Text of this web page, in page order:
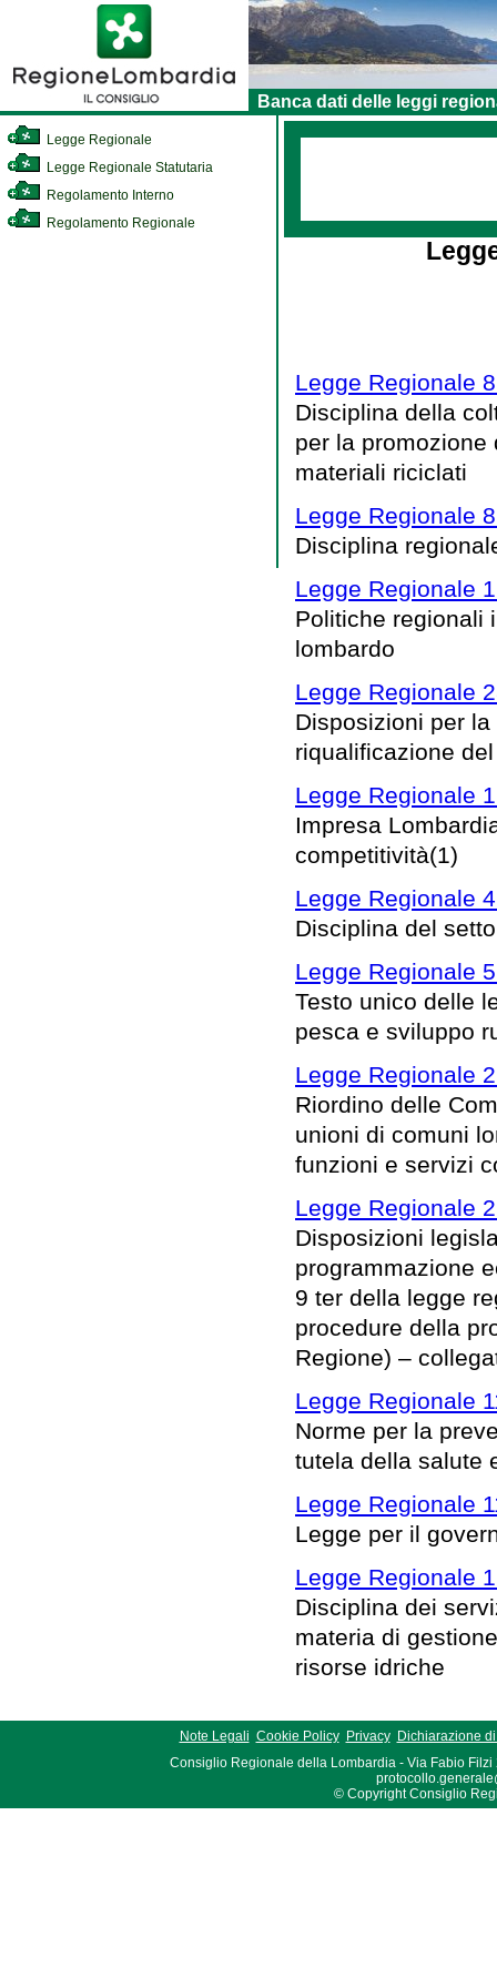
Banca dati delle leggi
Legge Regionale
Legge Regionale Statutaria
Regolamento Interno
Regolamento Regionale
Legge Regionale
Disciplina della
per la
materiali riciclati
Legge Regionale
Disciplina
Legge Regionale
Politiche regionali
lombardo
Legge Regionale
Disposizioni per
riqualificazione
Legge Regionale
Impresa
competitività(1)
Legge Regionale
Disciplina del
Legge Regionale
Testo unico delle
pesca e sviluppo
Legge Regionale
Riordino delle
unioni di comuni
funzioni e servizi
Legge Regionale
Disposizioni
programmazione
9 ter della legge
procedure della
Regione) –
Legge Regionale
Norme per la
tutela della salute
Legge Regionale
Legge per il
Legge Regionale
Disciplina dei
materia di
risorse idriche
Note Legali Cookie Policy Privacy
Dichiarazione
Consiglio Regionale della Lombardia - Via Fabio Filzi
© Copyright Consiglio